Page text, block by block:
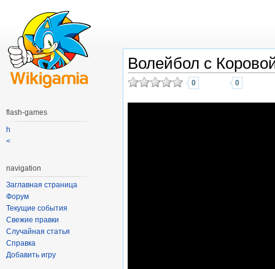
Волейбол с
0 0
flash-games
h
<
navigation
Заглавная страница
Форум
Текущие события
Свежие правки
Случайная статья
Справка
Добавить игру